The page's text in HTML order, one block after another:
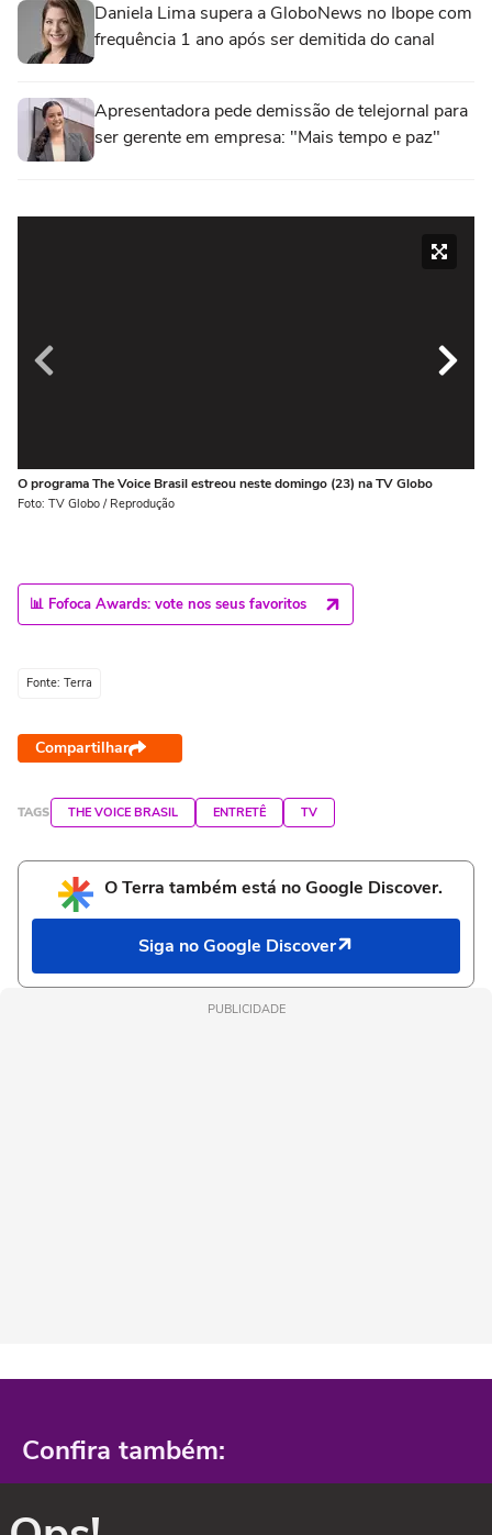
Daniela Lima supera a GloboNews no Ibope com
frequência 1 ano após ser demitida do canal
Apresentadora pede demissão de telejornal para
ser gerente em empresa: "Mais tempo e paz"
O programa The Voice Brasil estreou neste domingo (23) na TV Globo
Foto: TV Globo / Reprodução
📊 Fofoca Awards: vote nos seus favoritos
Fonte: Terra
Compartilhar
TAGS THE VOICE BRASIL ENTRETÊ TV
O Terra também está no Google Discover.
Siga no Google Discover
PUBLICIDADE
Confira também: